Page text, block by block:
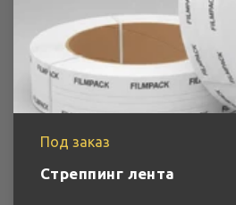
Под заказ
Стреппинг лента